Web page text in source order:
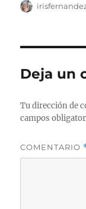
Autor
Deja un
Tu dirección de
campos
COMENTARIO